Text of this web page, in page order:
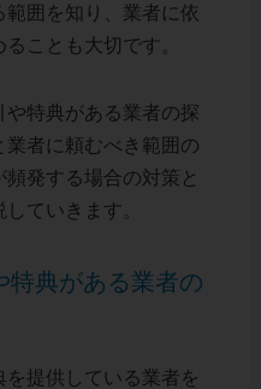
囲を知り、業者に依
ことも大切です。
や特典がある業者の探
業者に頼むべき範囲の
発する場合の対策と
ていきます。
特典がある業者の
提供している業者を